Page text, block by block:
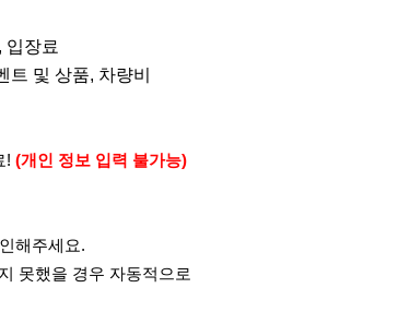
입장료
및 상품, 차량비
! (개인 정보 입력 불가능)
해주세요.
못했을 경우 자동적으로